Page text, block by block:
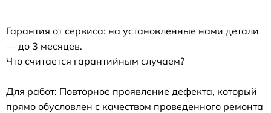
Гарантия от сервиса: на установленные нами детали
— до 3 месяцев.
Что считается гарантийным случаем?
Для работ: Повторное проявление дефекта, который
прямо обусловлен с качеством проведенного ремонта